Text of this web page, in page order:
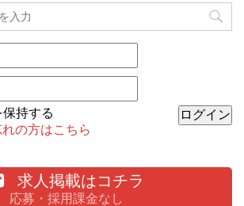
持する
の方はこちら
求人掲載はコチラ
応募・採用課金なし